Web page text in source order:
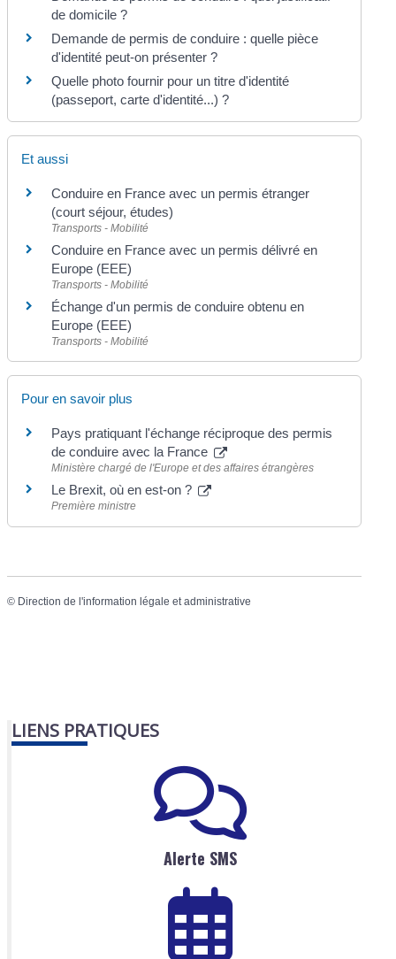
de domicile ?
Demande de permis de conduire : quelle pièce
d'identité peut-on présenter ?
Quelle photo fournir pour un titre d'identité
(passeport, carte d'identité...) ?
Et aussi
Conduire en France avec un permis étranger
(court séjour, études)
Transports - Mobilité
Conduire en France avec un permis délivré en
Europe (EEE)
Transports - Mobilité
Échange d'un permis de conduire obtenu en
Europe (EEE)
Transports - Mobilité
Pour en savoir plus
Pays pratiquant l'échange réciproque des permis
de conduire avec la France
Ministère chargé de l'Europe et des affaires étrangères
Le Brexit, où en est-on ?
Première ministre
© Direction de l'information légale et administrative
LIENS PRATIQUES
Alerte SMS